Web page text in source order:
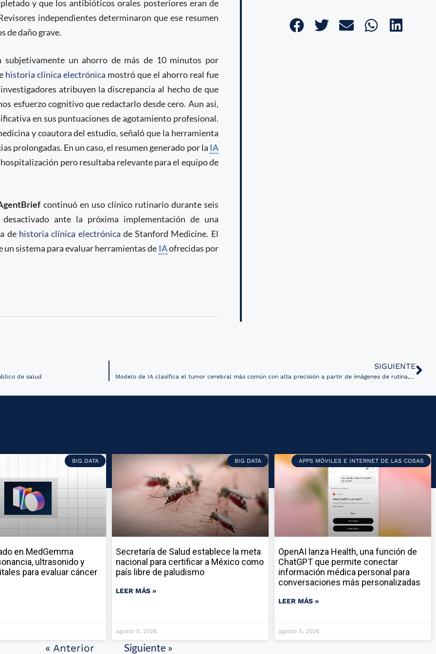
y que los antibióticos orales posteriores eran de
independientes determinaron que ese resumen
de daño grave.
un ahorro de más de 10 minutos por
historia clínica electrónica mostró que el ahorro real fue
atribuyen la discrepancia al hecho de que
esfuerzo cognitivo que redactarlo desde cero. Aun así,
en sus puntuaciones de agotamiento profesional.
y coautora del estudio, señaló que la herramienta
prolongadas. En un caso, el resumen generado por la IA
pero resultaba relevante para el equipo de
continuó en uso clínico rutinario durante seis
ante la próxima implementación de una
de historia clínica electrónica de Stanford Medicine. El
sistema para evaluar herramientas de IAofrecidas por
de salud
SIGUIENTE
Modelo de IA clasifica el tumor cerebral más común con alta precisión a partir de imágenes de rutina, sin necesidad de análisis genómico
BIG DATA
en MedGemma
ultrasonido y
para evaluar cáncer
BIG DATA
Secretaría de Salud establece la meta
nacional para certificar a México como
país libre de paludismo
LEER MÁS »
agosto 5, 2026
APPS MÓVILES E INTERNET DE LAS COSAS
OpenAI lanza Health, una función de
ChatGPT que permite conectar
información médica personal para
conversaciones más personalizadas
LEER MÁS »
agosto 5, 2026
« Anterior Siguiente »